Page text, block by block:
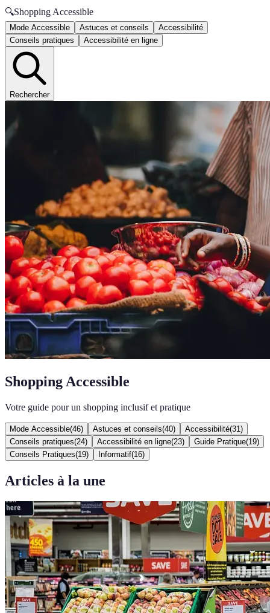
🔍Shopping Accessible
Mode Accessible Astuces et conseils
Accessibilité
Conseils pratiques
Accessibilité en ligne
Rechercher
Shopping Accessible
Votre guide pour un shopping inclusif et pratique
Mode Accessible(46) Astuces et conseils(40) Accessibilité(31 )
Conseils pratiques(24) Accessibilité en ligne(23) Guide Pratique(19)
Conseils Pratiques(19) Informatif(16)
Articles à la une